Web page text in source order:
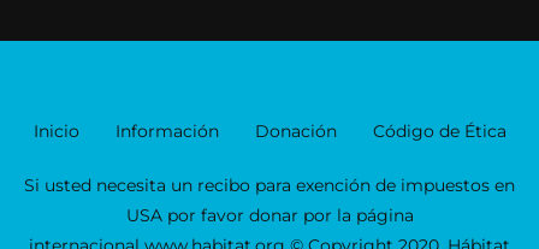
Si usted necesita un recibo para exención de impuestos en
USA por favor donar por la página
Inicio Información Donación Código de Ética